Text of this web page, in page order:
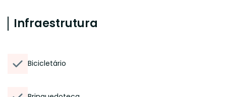
Infraestrutura
Bicicletário